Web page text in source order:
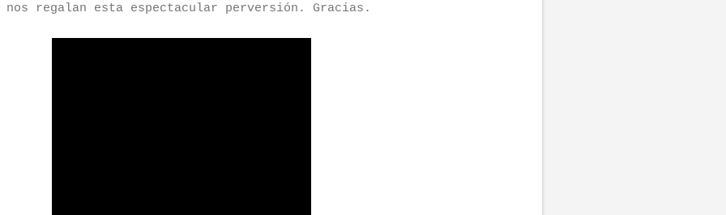
nos regalan esta espectacular perversión. Gracias.